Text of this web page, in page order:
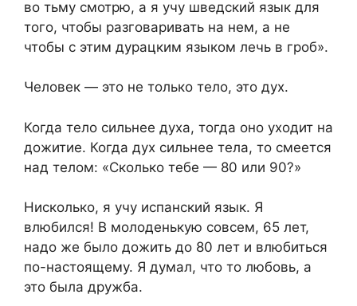
во тьму смотрю, а я учу шведский язык для
того, чтобы разговаривать на нем, а не
чтобы с этим дурацким языком лечь в гроб».
Человек — это не только тело, это дух.
Когда тело сильнее духа, тогда оно уходит на
дожитие. Когда дух сильнее тела, то смеется
над телом: «Сколько тебе — 80 или 90?»
Нисколько, я учу испанский язык. Я
влюбился! В молоденькую совсем, 65 лет,
надо же было дожить до 80 лет и влюбиться
по-настоящему. Я думал, что то любовь, а
это была дружба.